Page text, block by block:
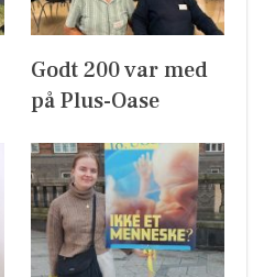
Godt 200 var med
på Plus-Oase